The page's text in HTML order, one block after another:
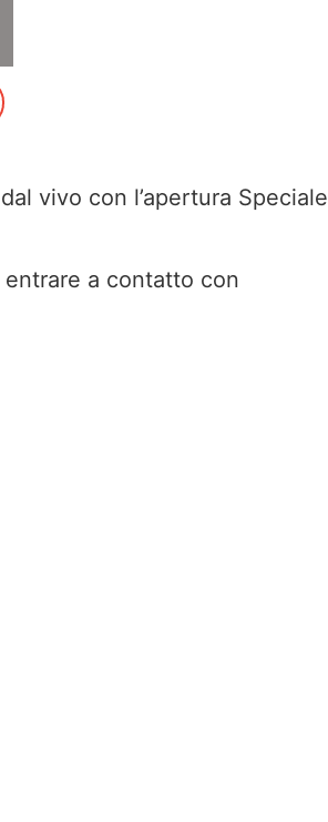
vivo con l’apertura Speciale
a contatto con